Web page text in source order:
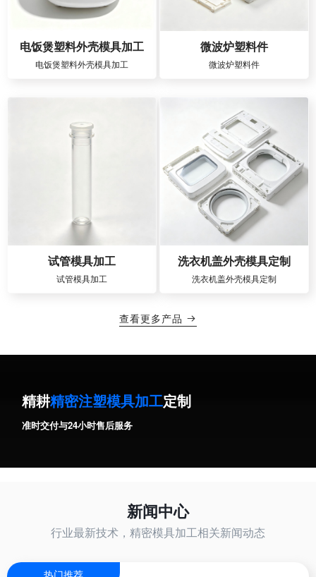
电饭煲塑料外壳模具加工
电饭煲塑料外壳模具加工
微波炉塑料件
微波炉塑料件
试管模具加工
试管模具加工
洗衣机盖外壳模具定制
洗衣机盖外壳模具定制
查看更多产品 
精耕精密注塑模具加工定制
准时交付与24小时售后服务
新闻中心
行业最新技术，精密模具加工相关新闻动态
热门推荐